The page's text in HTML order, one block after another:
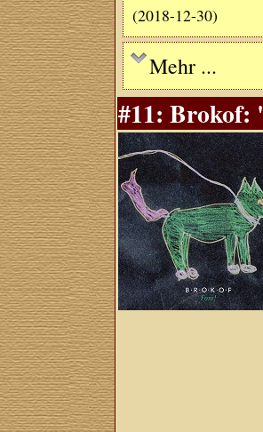
(2018-12-30)
Mehr ...
#11: Brokof: